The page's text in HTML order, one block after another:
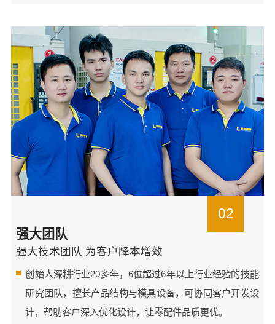
02
强大团队
强大技术团队 为客户降本增效
创始人深耕行业20多年，6位超过6年以上行业经验的技能
研究团队，擅长产品结构与模具设备，可协同客户开发设
计，帮助客户深入优化设计，让零配件品质更优。